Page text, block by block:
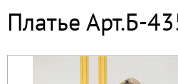
Платье Арт.Б-